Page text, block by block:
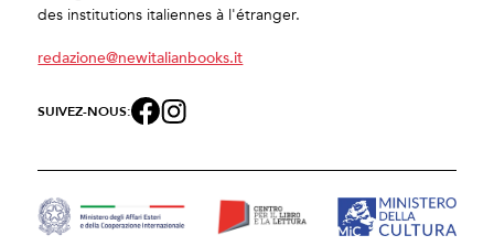
des institutions italiennes à l'étranger.
redazione@newitalianbooks.it
SUIVEZ-NOUS: